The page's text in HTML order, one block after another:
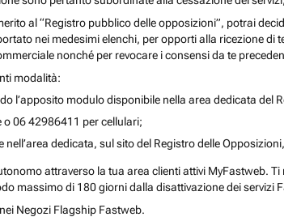
al “Registro pubblico delle opposizioni”, potrai
nei medesimi elenchi, per opporti alla ricezione
nonché per revocare i consensi da te
modalità:
l’apposito modulo disponibile nella area dedicata
o 06 42986411 per cellulari;
dedicata, sul sito del Registro delle
attraverso la tua area clienti attivi MyFastweb.
massimo di 180 giorni dalla disattivazione dei servizi
Negozi Flagship Fastweb.